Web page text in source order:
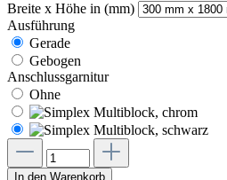
Breite x Höhe in (mm)
Ausführung
Gerade
Gebogen
Anschlussgarnitur
Ohne
In den Warenkorb